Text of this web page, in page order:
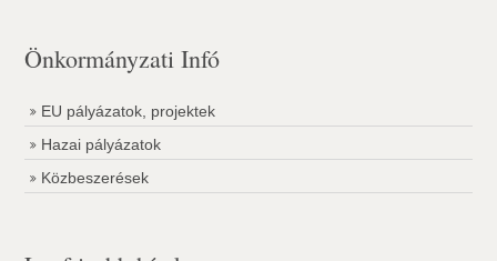
Önkormányzati Infó
EU pályázatok, projektek
Hazai pályázatok
Közbeszerések